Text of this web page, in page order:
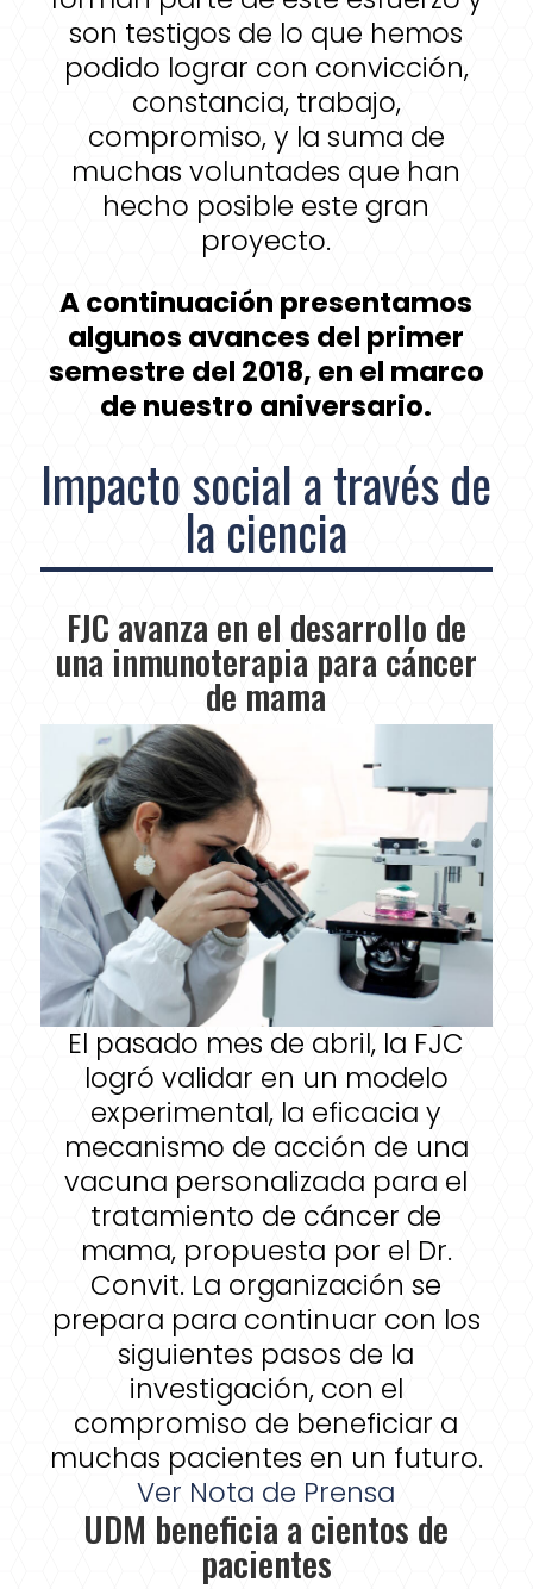
son testigos de lo que hemos
podido lograr con convicción,
constancia, trabajo,
compromiso, y la suma de
muchas voluntades que han
hecho posible este gran
proyecto.
A continuación presentamos
algunos avances del primer
semestre del 2018, en el marco
de nuestro aniversario.
Impacto social a través de
la ciencia
FJC avanza en el desarrollo de
una inmunoterapia para cáncer
de mama
El pasado mes de abril, la FJC
logró validar en un modelo
experimental, la eficacia y
mecanismo de acción de una
vacuna personalizada para el
tratamiento de cáncer de
mama, propuesta por el Dr.
Convit. La organización se
prepara para continuar con los
siguientes pasos de la
investigación, con el
compromiso de beneficiar a
muchas pacientes en un futuro.
Ver Nota de Prensa
UDM beneficia a cientos de
pacientes